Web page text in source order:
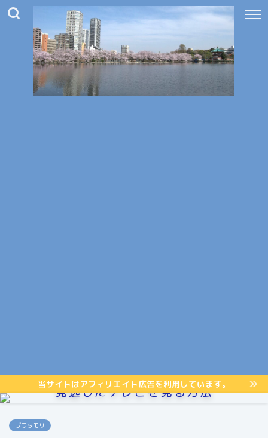
当サイトはアフィリエイト広告を利用しています。
見逃したテレビを見る方法
ブラタモリ